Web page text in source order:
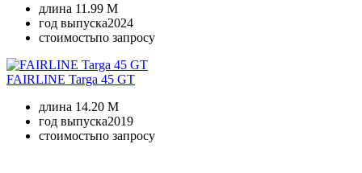
длина 11.99 M
год выпуска2024
стоимостьпо запросу
FAIRLINE Targa 45 GT
длина 14.20 M
год выпуска2019
стоимостьпо запросу